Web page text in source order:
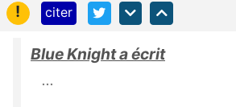
!
citer
Blue Knight a écrit
...